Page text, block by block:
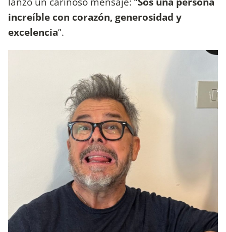
increíble con corazón, generosidad y
excelencia”.